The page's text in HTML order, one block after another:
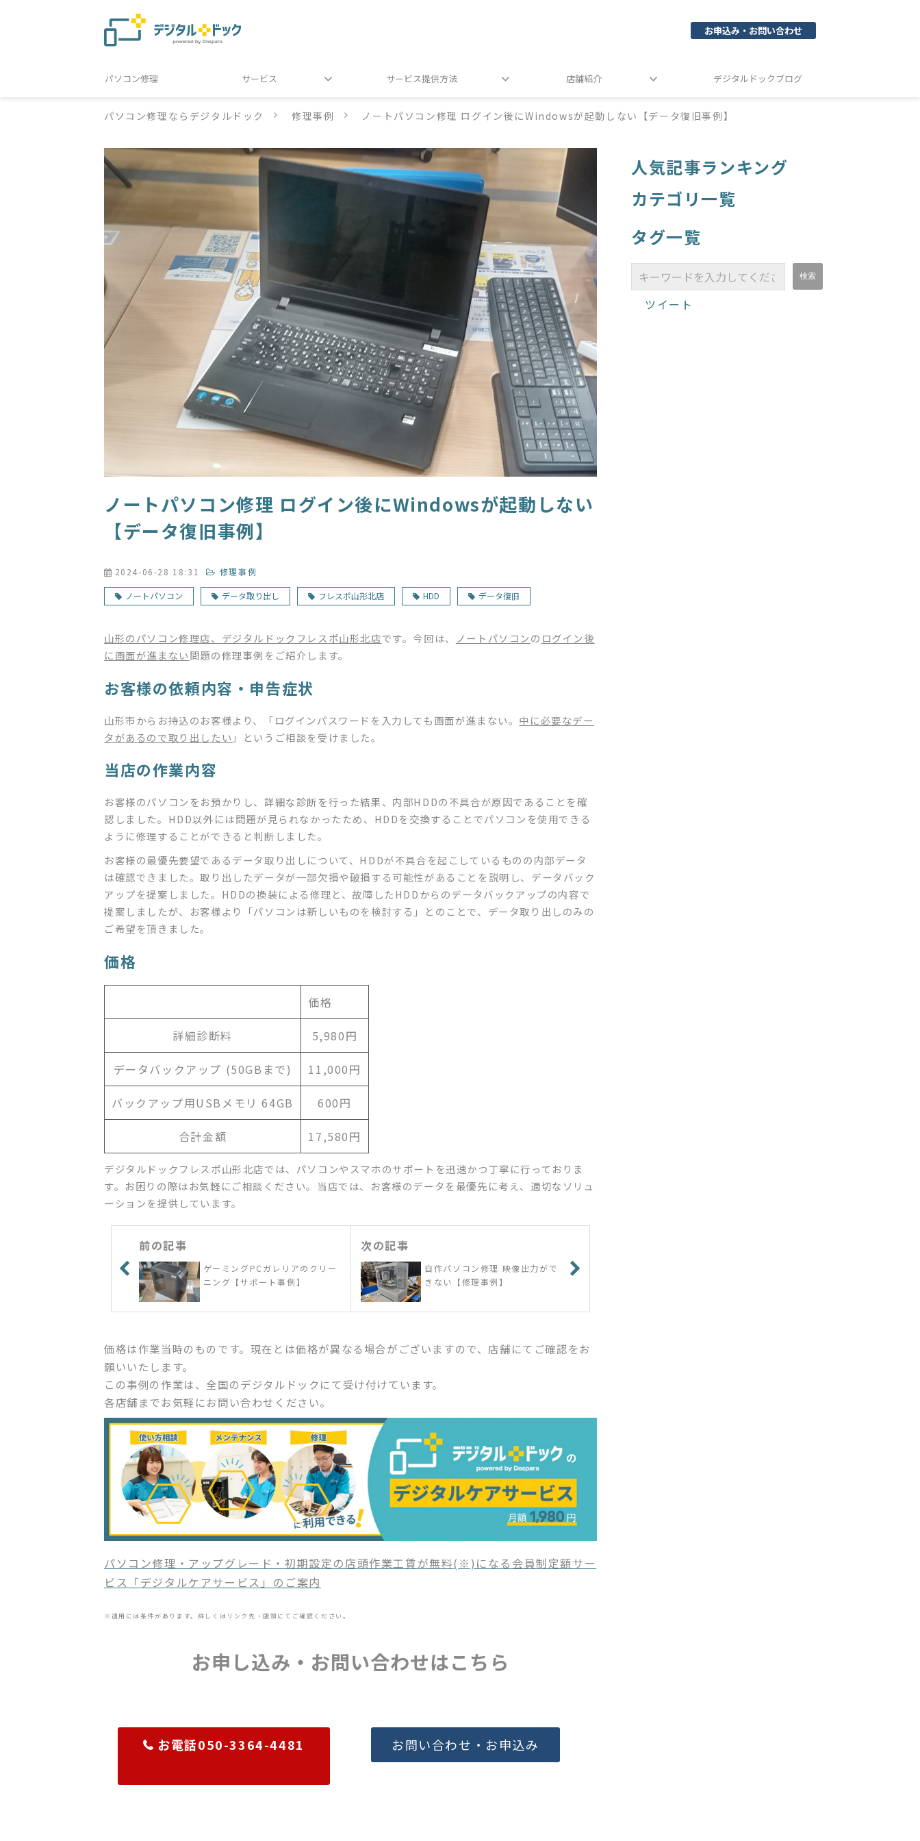
お申込み・お問い合わせ
パソコン修理 サービス サービス提供方法 店舗紹介 デジタルドックブログ
パソコン修理ならデジタルドック 修理事例 ノートパソコン修理 ログイン後にWindowsが起動しない【データ復旧事例】
ノートパソコン修理 ログイン後にWindowsが起動しない
【データ復旧事例】
2024-06-28 18:31 修理事例
ノートパソコン データ取り出し フレスポ山形北店 HDD データ復旧
山形のパソコン修理店、デジタルドックフレスポ山形北店です。今回は、 ノートパソコンの ログイン後
に画面が進まない問題の修理事例をご紹介します。
お客様の依頼内容・申告症状
山形市からお持込のお客様より、「ログインパスワードを入力しても画面が進まない。 中に必要なデー
タがあるので取り出したい 」というご相談を受けました。
当店の作業内容
お客様のパソコンをお預かりし、詳細な診断を行った結果、内部HDDの不具合が原因であることを確
認しました。HDD以外には問題が見られなかったため、HDDを交換することでパソコンを使用できる
ように修理することができると判断しました。
お客様の最優先要望であるデータ取り出しについて、HDDが不具合を起こしているものの内部データ
は確認できました。取り出したデータが一部欠損や破損する可能性があることを説明し、データバック
アップを提案しました。HDDの換装による修理と、故障したHDDからのデータバックアップの内容で
提案しましたが、お客様より「パソコンは新しいものを検討する」とのことで、データ取り出しのみの
ご希望を頂きました。
価格
価格
詳細診断料 5,980円
データバックアップ (50GBまで) 11,000円
バックアップ用USBメモリ 64GB 600円
合計金額 17,580円
デジタルドックフレスポ山形北店では、パソコンやスマホのサポートを迅速かつ丁寧に行っておりま
す。お困りの際はお気軽にご相談ください。当店では、お客様のデータを最優先に考え、適切なソリュ
ーションを提供しています。
前の記事
ゲーミングPCガレリアのクリー
ニング【サポート事例】
次の記事
自作パソコン修理 映像出力がで
きない【修理事例】
価格は作業当時のものです。現在とは価格が異なる場合がございますので、店舗にてご確認をお
願いいたします。
この事例の作業は、全国のデジタルドックにて受け付けています。
各店舗までお気軽にお問い合わせください。
パソコン修理・アップグレード・初期設定の店頭作業工賃が無料(※)になる会員制定額サー
ビス「デジタルケアサービス」のご案内
※適用には条件があります。詳しくはリンク先・店頭にてご確認ください。
お申し込み・お問い合わせはこちら
お電話050-3364-4481 お問い合わせ・お申込み
人気記事ランキング
カテゴリ一覧
タグ一覧
ツイート